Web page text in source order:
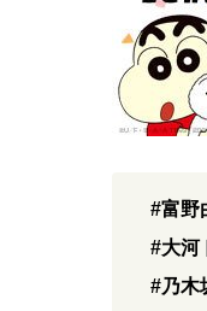
#富野
#大河
#乃木